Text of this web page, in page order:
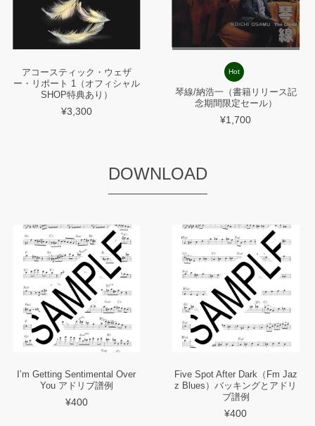
アコースティック・ウェザ
ー・リポート 1（オフィシャル
SHOP特典あり）
¥3,300
Hot
琴線/納浩一（書籍リリース記
念期間限定セール）
¥1,700
DOWNLOAD
I’m Getting Sentimental Over
You アドリブ譜例
¥400
Five Spot After Dark（Fm Jaz
z Blues）バッキングとアドリ
ブ譜例
¥400